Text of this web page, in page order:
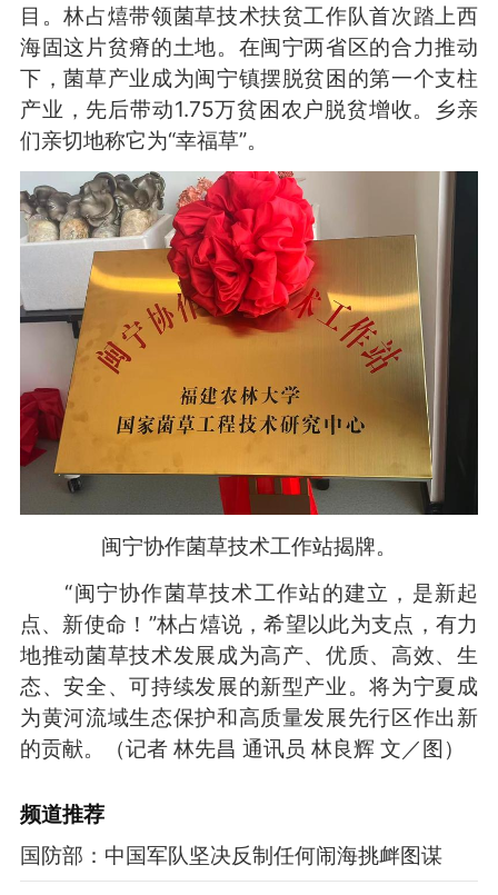
目。林占熺带领菌草技术扶贫工作队首次踏上西
海固这片贫瘠的土地。在闽宁两省区的合力推动
下，菌草产业成为闽宁镇摆脱贫困的第一个支柱
产业，先后带动1.75万贫困农户脱贫增收。乡亲
们亲切地称它为“幸福草”。
闽宁协作菌草技术工作站揭牌。
“闽宁协作菌草技术工作站的建立，是新起
点、新使命！”林占熺说，希望以此为支点，有力
地推动菌草技术发展成为高产、优质、高效、生
态、安全、可持续发展的新型产业。将为宁夏成
为黄河流域生态保护和高质量发展先行区作出新
的贡献。（记者 林先昌 通讯员 林良辉 文／图）
频道推荐
国防部：中国军队坚决反制任何闹海挑衅图谋